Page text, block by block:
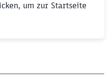
um zur Startseite